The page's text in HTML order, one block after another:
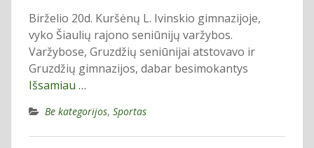
Birželio 20d. Kuršėnų L. Ivinskio gimnazijoje,
vyko Šiaulių rajono seniūnijų varžybos.
Varžybose, Gruzdžių seniūnijai atstovavo ir
Gruzdžių gimnazijos, dabar besimokantys
Išsamiau …
Be kategorijos, Sportas